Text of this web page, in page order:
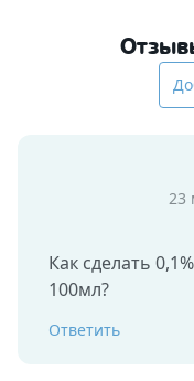
23
Как сделать
100мл?
Ответить